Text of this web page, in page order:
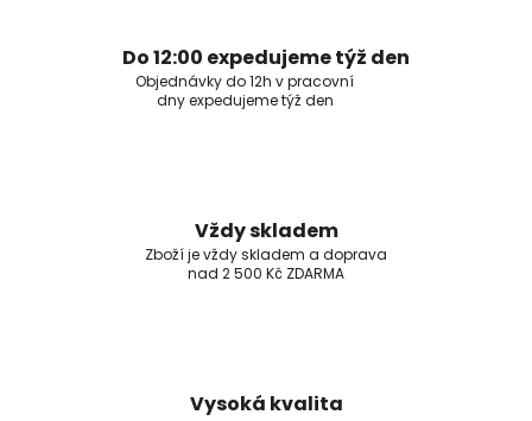
Do 12:00 expedujeme týž den
Objednávky do 12h v pracovní
dny expedujeme týž den
Vždy skladem
Zboží je vždy skladem a doprava
nad 2 500 Kč ZDARMA
Vysoká kvalita